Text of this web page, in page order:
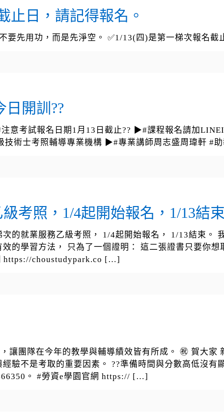
止日，請記得報名。
要先用功，而是先淨空。 ✅1/13(四)是第一梯次報名截
開訓??
意考試報名日期1月13日截止?? ▶#課程報名請加
術士考照輔導專業機構 ▶#專業講師周志盛周瑋軒 #助
考照，1/4起開始報名，1/13結束
次的就業服務乙級考照， 1/4起開始報名， 1/13結束。
的學習方法， 只為了一個證明： 這二張證書只要你
choustudypark.co […]
讓團隊在今年的教學與輔導績效皆有所成。 ㊗️ 賀大家
經驗不是考取的重要因素。 ??準備時間與分數高低沒有
。 #勞資e學園官網 https:// […]